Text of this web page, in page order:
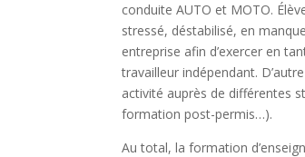
conduite AUTO et MOTO.
stressé, déstabilisé, en
entreprise afin d’exercer en
travailleur indépendant.
activité auprès de différentes
formation post-permis…).
Au total, la formation